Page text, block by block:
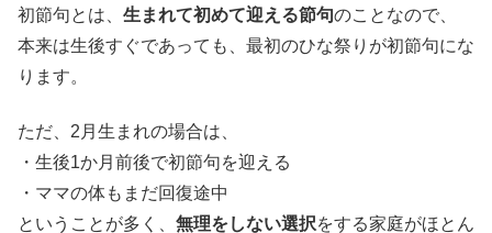
初節句とは、 生まれて初めて迎える節句のことなので、
本来は生後すぐであっても、最初のひな祭りが初節句にな
ります。
ただ、2月生まれの場合は、
・生後1か月前後で初節句を迎える
・ママの体もまだ回復途中
ということが多く、 無理をしない選択をする家庭がほとん